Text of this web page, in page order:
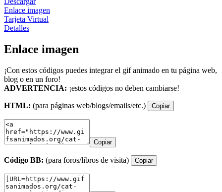
Enlace imagen
Tarjeta Virtual
Detalles
Enlace imagen
¡Con estos códigos puedes integrar el gif animado en tu página web,
blog o en un foro!
ADVERTENCIA: ¡estos códigos no deben cambiarse!
HTML: (para páginas web/blogs/emails/etc.) Copiar
Copiar
Código BB: (para foros/libros de visita) Copiar